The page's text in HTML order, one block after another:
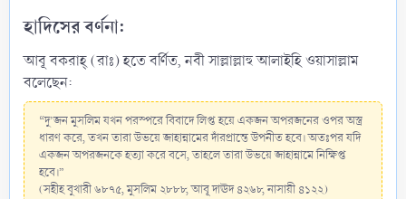
হাদিসের বর্ণনা:​
আবূ বকরাহ্ (রাঃ) হতে বর্ণিত, নবী সাল্লাল্লাহু আলাইহি ওয়াসাল্লাম
বলেছেন:
“দু’জন মুসলিম যখন পরস্পরে বিবাদে লিপ্ত হয়ে একজন অপরজনের ওপর অস্ত্র
ধারণ করে, তখন তারা উভয়ে জাহান্নামের দাঁরপ্রান্তে উপনীত হবে। অতঃপর যদি
একজন অপরজনকে হত্যা করে বসে, তাহলে তারা উভয়ে জাহান্নামে নিক্ষিপ্ত
হবে।”
(সহীহ বুখারী ৬৮৭৫, মুসলিম ২৮৮৮, আবূ দাঊদ ৪২৬৮, নাসায়ী ৪১২২)